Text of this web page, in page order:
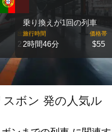
出発
2
乗り換えが1回の列車
旅行時間
2時間46分
価格帯
$55
ボン 発の人気ル